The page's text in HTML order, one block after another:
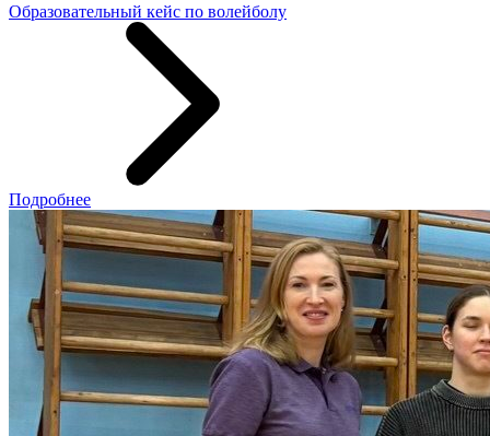
Образовательный кейс по волейболу
Подробнее